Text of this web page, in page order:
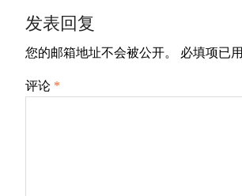
航
发表回复
您的邮箱地址不会被公开。 必填项已用
评论 *